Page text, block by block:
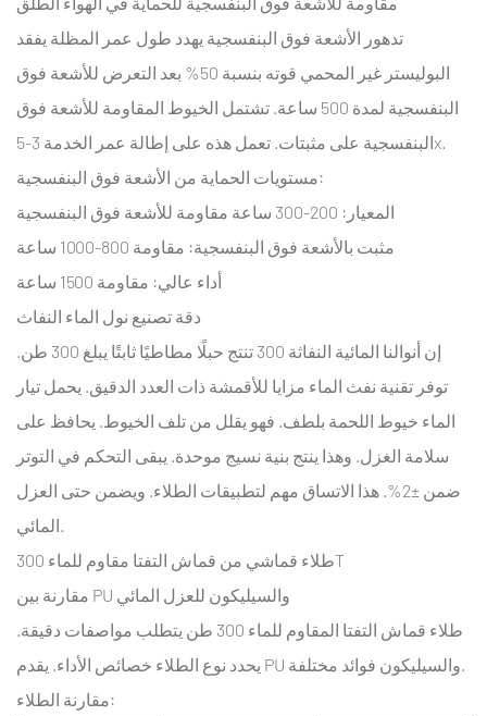
النسيج
متطلبات
البناء
المقاومة
للأسفل
4.2
ثابت
في
ألياف
النايلون
الدقيقة
4.2.1
خدمات
مطابقة
الألوان
5
نسيج
300T
معاد
تدويره
تدهور الأشعة فوق البنفسجية يهدد طول عمر المظلة يفقد
البوليستر غير المحمي قوته بنسبة 50% بعد التعرض للأشعة فوق
البنفسجية لمدة 500 ساعة. تشتمل الخيوط المقاومة للأشعة فوق
البنفسجية على مثبتات. تعمل هذه على إطالة عمر الخدمة 3-5x.
مستويات الحماية من الأشعة فوق البنفسجية:
المعيار: 200-300 ساعة مقاومة للأشعة فوق البنفسجية
مثبت بالأشعة فوق البنفسجية: مقاومة 800-1000 ساعة
أداء عالي: مقاومة 1500 ساعة
دقة تصنيع نول الماء النفاث
إن أنوالنا المائية النفاثة 300 تنتج حبلًا مطاطيًا ثابتًا يبلغ 300 طن.
توفر تقنية نفث الماء مزايا للأقمشة ذات العدد الدقيق. يحمل تيار
الماء خيوط اللحمة بلطف. فهو يقلل من تلف الخيوط. يحافظ على
سلامة الغزل. وهذا ينتج بنية نسيج موحدة. يبقى التحكم في التوتر
ضمن ±2%. هذا الاتساق مهم لتطبيقات الطلاء. ويضمن حتى العزل
المائي.
طلاء قماشي من قماش التفتا مقاوم للماء 300T
مقارنة بين PU والسيليكون للعزل المائي
طلاء قماش التفتا المقاوم للماء 300 طن
يتطلب مواصفات دقيقة.
يحدد نوع الطلاء خصائص الأداء. يقدم PU والسيليكون فوائد مختلفة.
مقارنة الطلاء: